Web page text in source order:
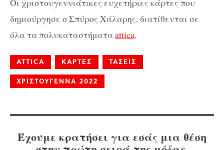
Οι χριστουγεννιάτικες ευχετήριες κάρτες που
δημιούργησε ο Σπύρος Χάλαρης, διατίθενται σε
όλα τα πολυκαταστήματαattica.
ATTICA ΚΑΡΤΕΣ ΤΑΣΕΙΣ
ΧΡΙΣΤΟΥΓΕΝΝΑ 2022
Έχουμε κρατήσει για εσάς μια θέση